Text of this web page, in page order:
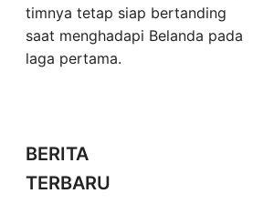
timnya tetap siap bertanding
saat menghadapi Belanda pada
laga pertama.
BERITA
TERBARU